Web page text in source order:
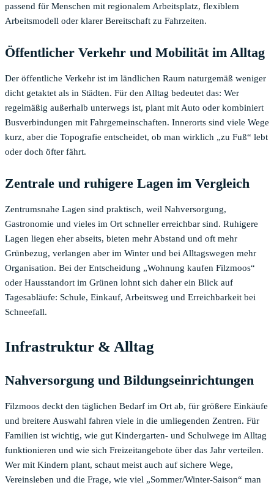
passend für Menschen mit regionalem Arbeitsplatz, flexiblem
Arbeitsmodell oder klarer Bereitschaft zu Fahrzeiten.
Öffentlicher Verkehr und Mobilität im Alltag
Der öffentliche Verkehr ist im ländlichen Raum naturgemäß weniger
dicht getaktet als in Städten. Für den Alltag bedeutet das: Wer
regelmäßig außerhalb unterwegs ist, plant mit Auto oder kombiniert
Busverbindungen mit Fahrgemeinschaften. Innerorts sind viele Wege
kurz, aber die Topografie entscheidet, ob man wirklich „zu Fuß“ lebt
oder doch öfter fährt.
Zentrale und ruhigere Lagen im Vergleich
Zentrumsnahe Lagen sind praktisch, weil Nahversorgung,
Gastronomie und vieles im Ort schneller erreichbar sind. Ruhigere
Lagen liegen eher abseits, bieten mehr Abstand und oft mehr
Grünbezug, verlangen aber im Winter und bei Alltagswegen mehr
Organisation. Bei der Entscheidung „Wohnung kaufen Filzmoos“
oder Hausstandort im Grünen lohnt sich daher ein Blick auf
Tagesabläufe: Schule, Einkauf, Arbeitsweg und Erreichbarkeit bei
Schneefall.
Infrastruktur & Alltag
Nahversorgung und Bildungseinrichtungen
Filzmoos deckt den täglichen Bedarf im Ort ab, für größere Einkäufe
und breitere Auswahl fahren viele in die umliegenden Zentren. Für
Familien ist wichtig, wie gut Kindergarten- und Schulwege im Alltag
funktionieren und wie sich Freizeitangebote über das Jahr verteilen.
Wer mit Kindern plant, schaut meist auch auf sichere Wege,
Vereinsleben und die Frage, wie viel „Sommer/Winter-Saison“ man